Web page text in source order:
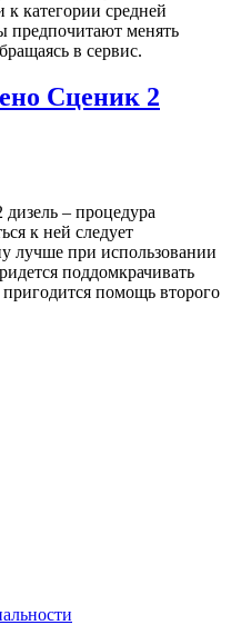
категории средней
предпочитают менять
в сервис.
Сценик 2
– процедура
к ней следует
лучше при использовании
поддомкрачивать
пригодится помощь второго